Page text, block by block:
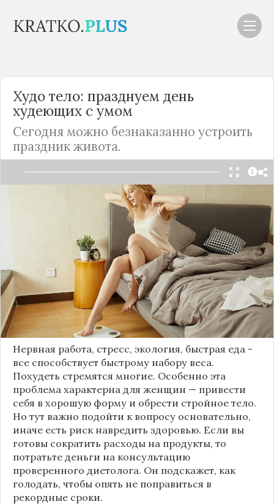
Худо тело: празднуем день
худеющих с умом
Сегодня можно безнаказанно устроить
праздник живота.
Читать в Telegram
15 сентября отмечают день худеющих: они вряд
ли будут устраивать пиршество, но наверняка
чокнутся маковой росинкой и закусят листом
зеленого салата. Каким бы странным ни казался
праздник, желающих сбросить лишние
килограммы с каждым годом становится все
больше. Вот только кто определит – лишние ли
они?
Нервная работа, стресс, экология, быстрая еда -
все способствует быстрому набору веса.
Похудеть стремятся многие. Особенно эта
проблема характерна для женщин — привести
себя в хорошую форму и обрести стройное тело.
Но тут важно подойти к вопросу основательно,
иначе есть риск навредить здоровью. Если вы
готовы сократить расходы на продукты, то
потратьте деньги на консультацию
проверенного диетолога. Он подскажет, как
голодать, чтобы опять не поправиться в
рекордные сроки.